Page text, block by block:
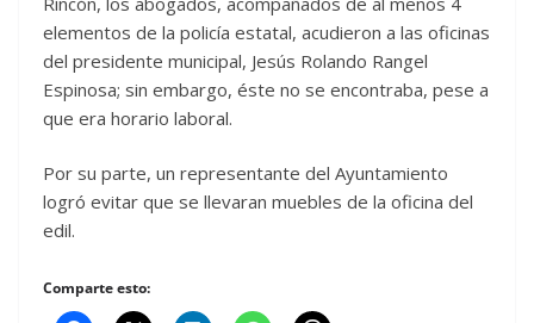
elementos de la policía estatal, acudieron a las oficinas
del presidente municipal, Jesús Rolando Rangel
Espinosa; sin embargo, éste no se encontraba, pese a
que era horario laboral.
Por su parte, un representante del Ayuntamiento
logró evitar que se llevaran muebles de la oficina del
edil.
Comparte esto: